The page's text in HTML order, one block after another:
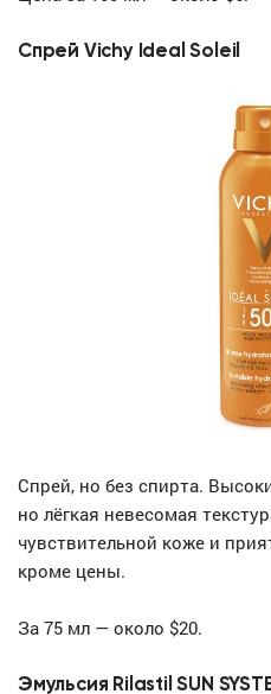
Спрей Vichy Ideal Soleil
Спрей, но без спирта.
но лёгкая невесомая
чувствительной коже и
кроме цены.
За 75 мл — около $20.
Эмульсия Rilastil SUN